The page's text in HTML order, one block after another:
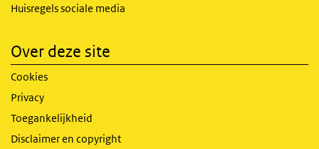
Huisregels sociale media
Over deze site
Cookies
Privacy
Toegankelijkheid
Disclaimer en copyright